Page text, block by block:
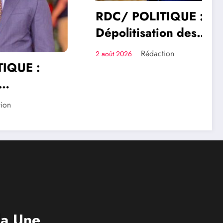
:
RDC/ POLITIQUE :
Dépolitisation des
Entreprises: Les
2 août 2026 Rédaction